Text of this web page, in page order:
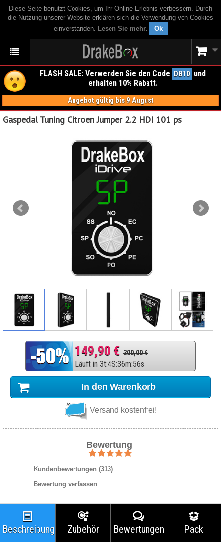
Diese Seite benutzt Cookies, um Ihr Online-Erlebnis verbessern. Durch
die Nutzung unserer Website erklären sich die Verwendung von Cookies
einverstanden. Lesen Sie mehr. Ok
FLASH SALE: Verwenden Sie den Code DB10 und
erhalten 10% Rabatt.
Angebot gültig bis 9 August
Gaspedal Tuning Citroen Jumper 2.2 HDI 101 ps
149,90 € 300,00 €
Läuft in 3t:4S:36m:55s
In den Warenkorb
Versand kostenfrei!
Bewertung
Kundenbewertungen (313)
Bewertung verfassen
Beschreibung Zubehör Bewertungen Pack